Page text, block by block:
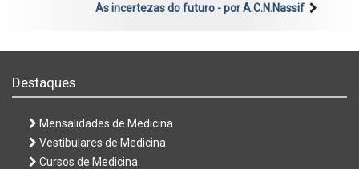
As incertezas do futuro - por A.C.N.Nassif
Destaques
Mensalidades de Medicina
Vestibulares de Medicina
Cursos de Medicina